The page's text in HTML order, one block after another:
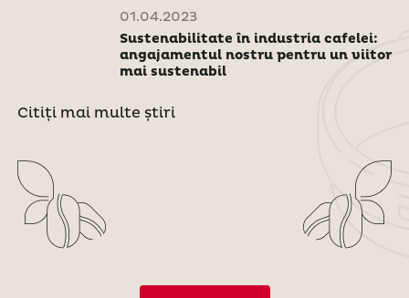
01.04.2023
Sustenabilitate în industria cafelei:
angajamentul nostru pentru un viitor
mai sustenabil
Citiți mai multe știri